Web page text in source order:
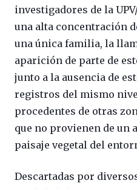
investigadores de la
una alta concentración
una única familia, la
aparición de parte de
junto a la ausencia de
registros del mismo
procedentes de otras
que no provienen de un
paisaje vegetal del
Descartadas por